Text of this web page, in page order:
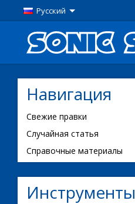
Русский
Навигация
Свежие правки
Случайная статья
Справочные материалы
Инструменты